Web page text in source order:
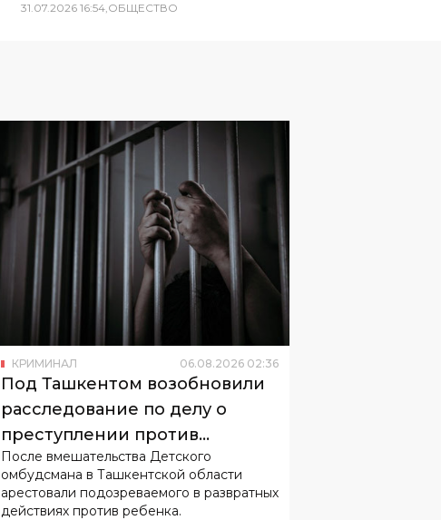
31.07.2026 16:54,ОБЩЕСТВО
КРИМИНАЛ 06.08.2026 02:36
Под Ташкентом возобновили
расследование по делу о
преступлении против
несовершеннолетнего
После вмешательства Детского
омбудсмана в Ташкентской области
арестовали подозреваемого в развратных
действиях против ребенка.